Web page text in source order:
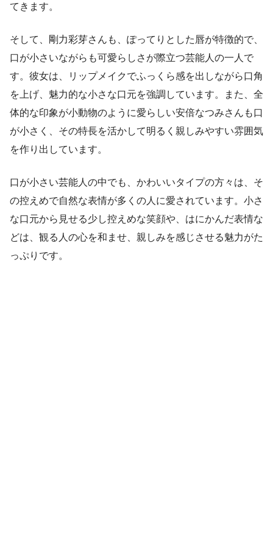
てきます。
そして、剛力彩芽さんも、ぽってりとした唇が特徴的で、
口が小さいながらも可愛らしさが際立つ芸能人の一人で
す。彼女は、リップメイクでふっくら感を出しながら口角
を上げ、魅力的な小さな口元を強調しています。また、全
体的な印象が小動物のように愛らしい安倍なつみさんも口
が小さく、その特長を活かして明るく親しみやすい雰囲気
を作り出しています。
口が小さい芸能人の中でも、かわいいタイプの方々は、そ
の控えめで自然な表情が多くの人に愛されています。小さ
な口元から見せる少し控えめな笑顔や、はにかんだ表情な
どは、観る人の心を和ませ、親しみを感じさせる魅力がた
っぷりです。